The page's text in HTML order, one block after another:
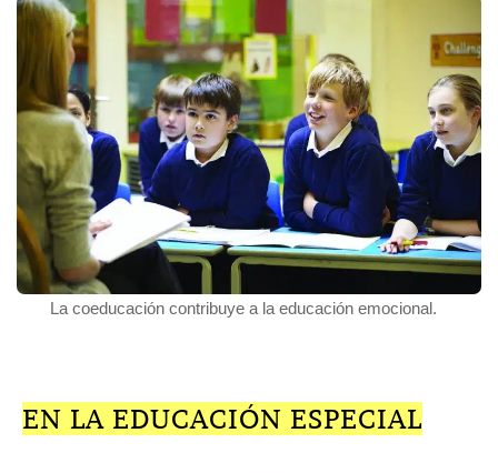
La coeducación contribuye a la educación emocional.
EN LA EDUCACIÓN ESPECIAL